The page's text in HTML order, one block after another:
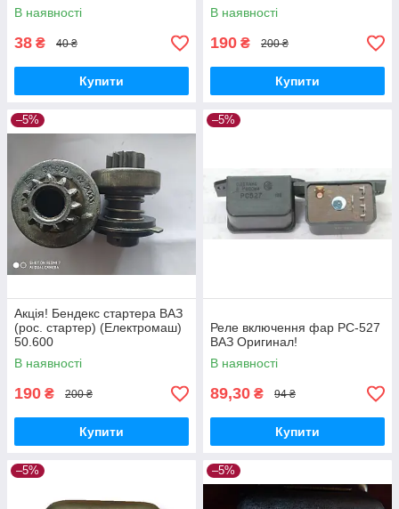
В наявності
38 ₴ 40 ₴
Купити
В наявності
190 ₴ 200 ₴
Купити
–5%
Акція! Бендекс стартера ВАЗ
(рос. стартер) (Електромаш)
50.600
В наявності
190 ₴ 200 ₴
Купити
–5%
Реле включення фар РС-527
ВАЗ Оригинал!
В наявності
89,30 ₴ 94 ₴
Купити
–5% –5%